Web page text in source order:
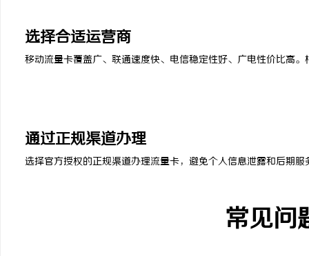
选择合适运营商
移动流量卡覆盖广、联通速度快、电信稳定性好、广电性价比高
通过正规渠道办理
选择官方授权的正规渠道办理流量卡，避免个人信息泄露和后期
常见问